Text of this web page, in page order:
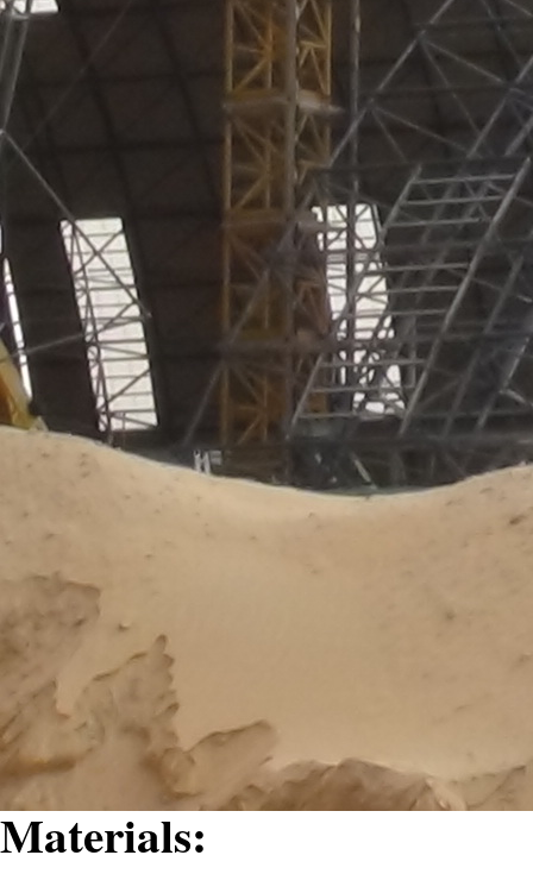
Materials: